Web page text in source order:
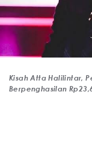
Kisah Atta Halilintar,
Berpenghasilan